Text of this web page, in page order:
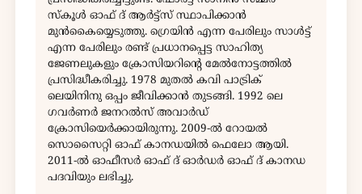
സ്കൂൾ ഓഫ് ദ് ആർട്ട്സ് സ്ഥാപിക്കാൻ
മുൻകൈയ്യെടുത്തു. ഗ്രെയിൻ എന്ന പേരിലും സാൾട്ട്
എന്ന പേരിലും രണ്ട് പ്രധാനപ്പെട്ട സാഹിത്യ
ജേണലുകളും ക്രോസിയറിന്റെ മേൽനോട്ടത്തിൽ
പ്രസിദ്ധീകരിച്ചു. 1978 മുതൽ കവി പാട്രിക്
ലെയിനിനു ഒപ്പം ജീവിക്കാൻ തുടങ്ങി. 1992 ലെ
ഗവർണർ ജനറൽസ് അവാർഡ്
ക്രോസിയെർക്കായിരുന്നു. 2009-ൽ റോയൽ
സൊസൈറ്റി ഓഫ് കാനഡയിൽ ഫെലോ ആയി.
2011-ൽ ഓഫീസർ ഓഫ് ദ് ഓർഡർ ഓഫ് ദ് കാനഡ
പദവിയും ലഭിച്ചു.